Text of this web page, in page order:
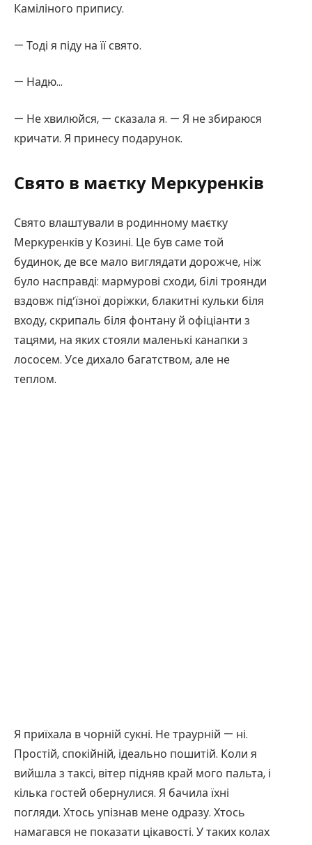
Каміліного припису.
— Тоді я піду на її свято.
— Надю…
— Не хвилюйся, — сказала я. — Я не збираюся
кричати. Я принесу подарунок.
Свято в маєтку Меркуренків
Свято влаштували в родинному маєтку
Меркуренків у Козині. Це був саме той
будинок, де все мало виглядати дорожче, ніж
було насправді: мармурові сходи, білі троянди
вздовж під’їзної доріжки, блакитні кульки біля
входу, скрипаль біля фонтану й офіціанти з
тацями, на яких стояли маленькі канапки з
лососем. Усе дихало багатством, але не
теплом.
Я приїхала в чорній сукні. Не траурній — ні.
Простій, спокійній, ідеально пошитій. Коли я
вийшла з таксі, вітер підняв край мого пальта, і
кілька гостей обернулися. Я бачила їхні
погляди. Хтось упізнав мене одразу. Хтось
намагався не показати цікавості. У таких колах